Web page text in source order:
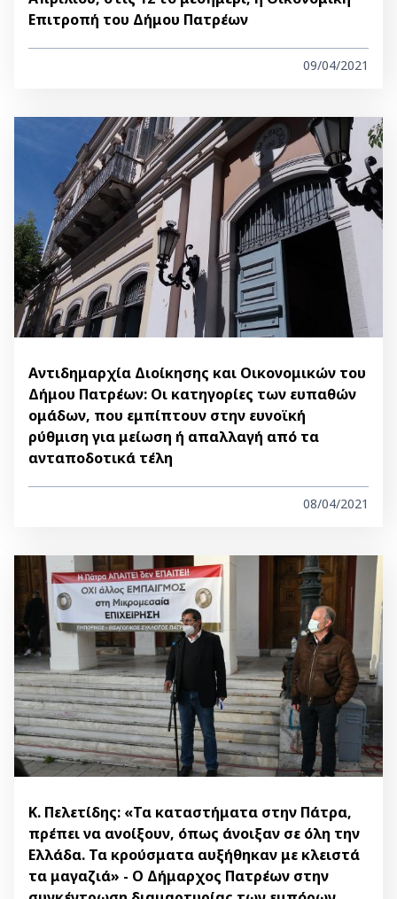
Επιτροπή του Δήμου Πατρέων
09/04/2021
Αντιδημαρχία Διοίκησης και Οικονομικών του
Δήμου Πατρέων: Οι κατηγορίες των ευπαθών
ομάδων, που εμπίπτουν στην ευνοϊκή
ρύθμιση για μείωση ή απαλλαγή από τα
ανταποδοτικά τέλη
08/04/2021
Κ. Πελετίδης: «Τα καταστήματα στην Πάτρα,
πρέπει να ανοίξουν, όπως άνοιξαν σε όλη την
Ελλάδα. Τα κρούσματα αυξήθηκαν με κλειστά
τα μαγαζιά» - Ο Δήμαρχος Πατρέων στην